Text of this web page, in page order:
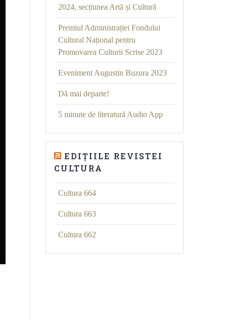
2024, secțiunea Artă și Cultură
Premiul Administrației Fondului
Cultural Național pentru
Promovarea Culturii Scrise 2023
Eveniment Augustin Buzura 2023
Dă mai departe!
5 minute de literatură Audio App
EDIȚIILE REVISTEI
CULTURA
Cultura 664
Cultura 663
Cultura 662